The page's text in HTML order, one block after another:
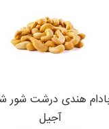
هندی درشت شور
آجیل